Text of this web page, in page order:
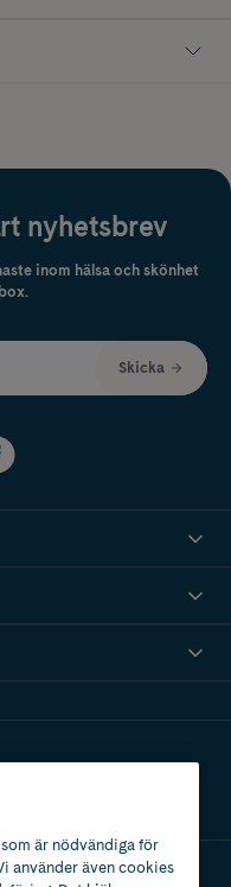
nyhetsbrev
inom hälsa och skönhet
Skicka
är nödvändiga för
använder även cookies